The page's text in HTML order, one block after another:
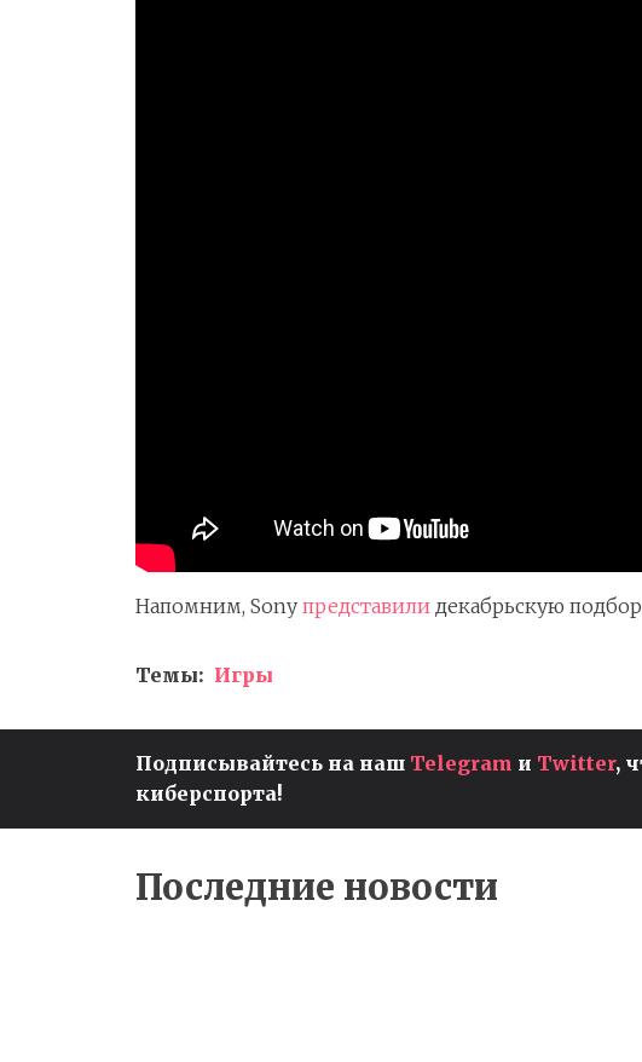
Напомним, Sony представили декабрьскую
Темы: Игры
Подписывайтесь на наш Telegram и Twitter,
киберспорта!
Последние новости
РЕЗУЛЬТАТЫ ПЕРВЫХ
МАТЧЕЙ ПЛЕЙ-ОФФ ESL
PRO LEAGUE S17 — TEAM
ДАЛЬШЕ